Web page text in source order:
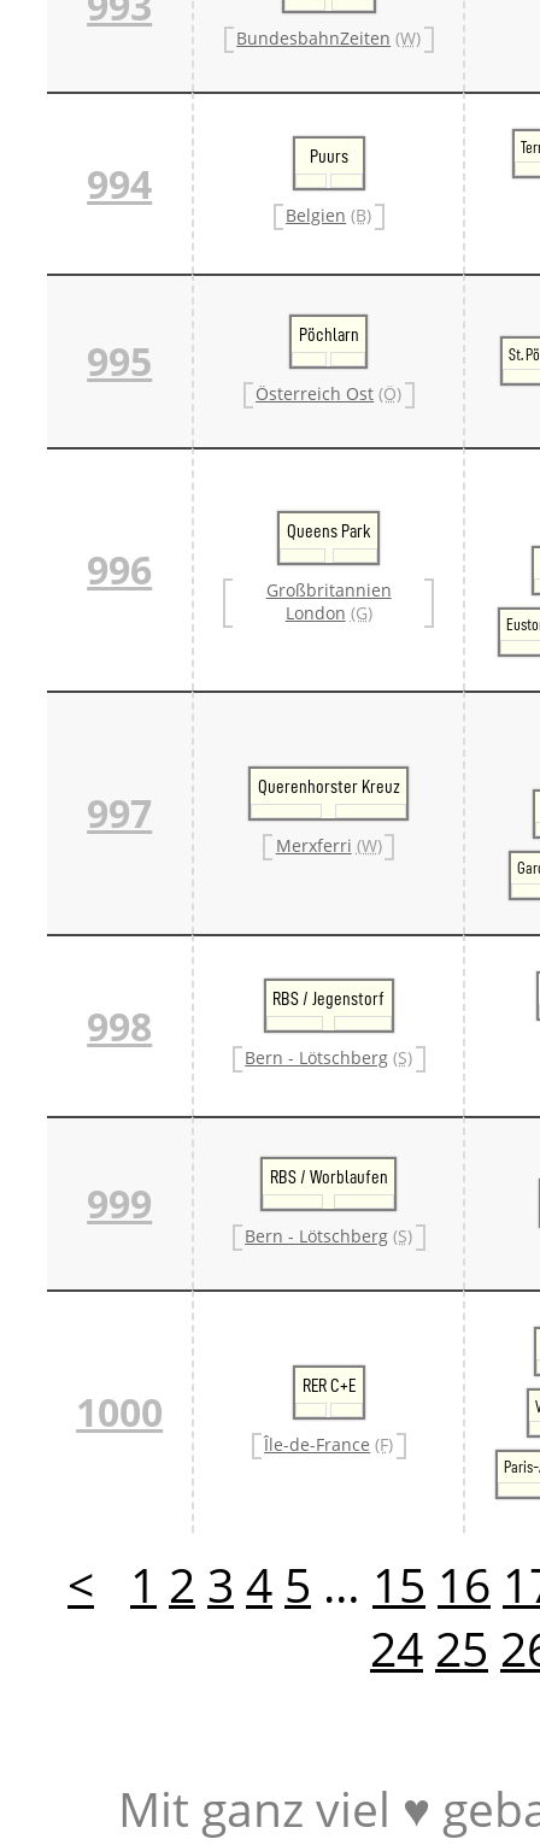
BundesbahnZeiten (W)
994
Puurs
Belgien (B)
995
Pöchlarn
Österreich Ost (Ö)
St.
996
Queens Park
Großbritannien
London (G)
997
Querenhorster Kreuz
Merxferri (W)
998
RBS / Jegenstorf
Bern - Lötschberg (S)
999
RBS / Worblaufen
Bern - Lötschberg (S)
1000
RER C+E
Île-de-France (F)
< 1 2 3 4 5 … 15 16
24 25
Mit ganz viel ♥